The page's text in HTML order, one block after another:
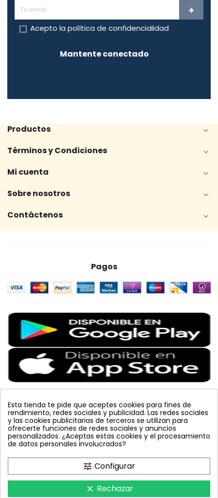
Acepto la política de confidencialidad
Mantente conectado
Productos 
Términos y Condiciones 
Mi cuenta 
Sobre nosotros 
Contáctenos 
Pagos
Etiquetas Populares
colmena vacuna arbol planta
placa
bombus terrestris
mosquero feromona
mariquita
amarillo sin carnet
inyecciones tronco
trampa cromática JED
tuta absoluta
lucha integrada polillero
Esta tienda te pide que aceptes cookies para fines de
rendimiento, redes sociales y publicidad. Las redes sociales
y las cookies publicitarias de terceros se utilizan para
ofrecerte funciones de redes sociales y anuncios
personalizados. ¿Aceptas estas cookies y el procesamiento
de datos personales involucrados?
tune Configurar
clear Rechazar